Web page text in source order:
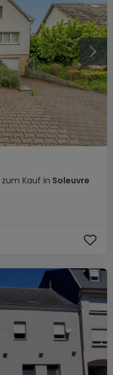
zum Kauf in Soleuvre